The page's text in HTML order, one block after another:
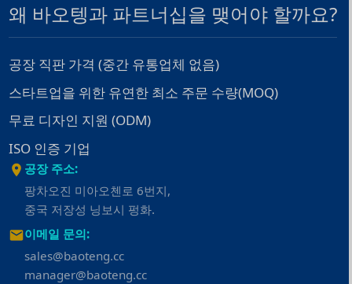
왜 바오텡과 파트너십을 맺어야 할까요?
공장 직판 가격 (중간 유통업체 없음)
스타트업을 위한 유연한 최소 주문 수량(MOQ)
무료 디자인 지원 (ODM)
ISO 인증 기업
공장 주소:
팡차오진 미아오첸로 6번지,
중국 저장성 닝보시 펑화.
이메일 문의:
sales@baoteng.cc
manager@baoteng.cc